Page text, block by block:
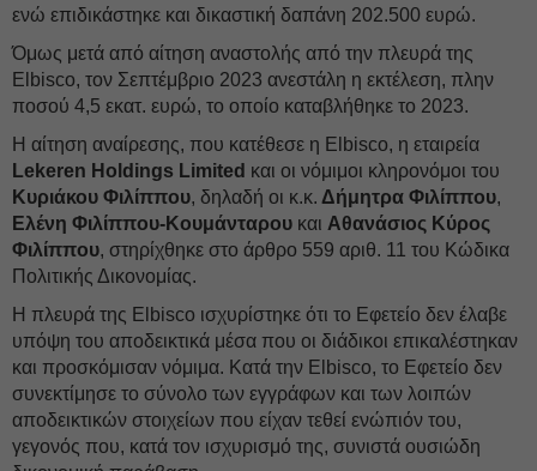
ενώ επιδικάστηκε και δικαστική δαπάνη 202.500 ευρώ.
Όμως μετά από αίτηση αναστολής από την πλευρά της
Elbisco, τον Σεπτέμβριο 2023 ανεστάλη η εκτέλεση, πλην
ποσού 4,5 εκατ. ευρώ, το οποίο καταβλήθηκε το 2023.
Η αίτηση αναίρεσης, που κατέθεσε η Elbisco, η εταιρεία
Lekeren Holdings Limited και οι νόμιμοι κληρονόμοι του
Κυριάκου Φιλίππου, δηλαδή οι κ.κ. Δήμητρα Φιλίππου,
Ελένη Φιλίππου-Κουμάνταρου και Αθανάσιος Κύρος
Φιλίππου, στηρίχθηκε στο άρθρο 559 αριθ. 11 του Κώδικα
Πολιτικής Δικονομίας.
Η πλευρά της Elbisco ισχυρίστηκε ότι το Εφετείο δεν έλαβε
υπόψη του αποδεικτικά μέσα που οι διάδικοι επικαλέστηκαν
και προσκόμισαν νόμιμα. Κατά την Elbisco, το Εφετείο δεν
συνεκτίμησε το σύνολο των εγγράφων και των λοιπών
αποδεικτικών στοιχείων που είχαν τεθεί ενώπιόν του,
γεγονός που, κατά τον ισχυρισμό της, συνιστά ουσιώδη